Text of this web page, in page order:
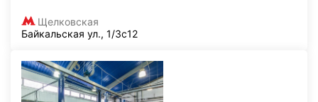
Щелковская
Байкальская ул., 1/3с12